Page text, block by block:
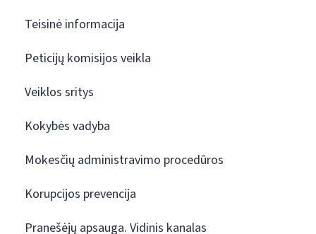
Teisinė informacija
Peticijų komisijos veikla
Veiklos sritys
Kokybės vadyba
Mokesčių administravimo procedūros
Korupcijos prevencija
Pranešėjų apsauga. Vidinis kanalas